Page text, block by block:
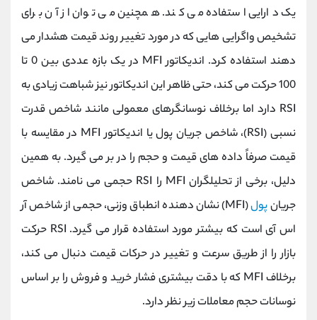
یک دارایی استفاده می کند. همچنین می توان از آن برای
تشخیص واگرایی هایی که در مورد تغییر روند قیمت هشدار می
دهند استفاده کرد. اندیکاتورMFI
در یک بازه عددی بین 0 تا
100 حرکت می کند، حتی ظاهر این اندیکاتور نیز شباهت زیادی به
RSI دارد اما برخلاف نوسانگرهای معمولی مانند شاخص قدرت
نسبی (RSI)، شاخص جریان پول یا اندیکاتورMFI در مقایسه با
قیمت صرفاً داده ‌های قیمت و حجم را در بر می‌ گیرد. به همین
دلیل، برخی از تحلیلگران MFI را RSI حجمی می نامند. شاخص
جریانپول(MFI)نشان دهنده انطباق وزنی، حجمی از شاخص آر
اس آی است که بیشتر مورد استفاده قرار می گیرد. RSI حرکت
بازار را از طریق سرعت و تغییر در حرکات قیمت دنبال می کند،
برخلاف MFI که با دقت بیشتری فشار خرید و فروش را بر اساس
نوسانات حجم معاملات زیر نظر دارد.